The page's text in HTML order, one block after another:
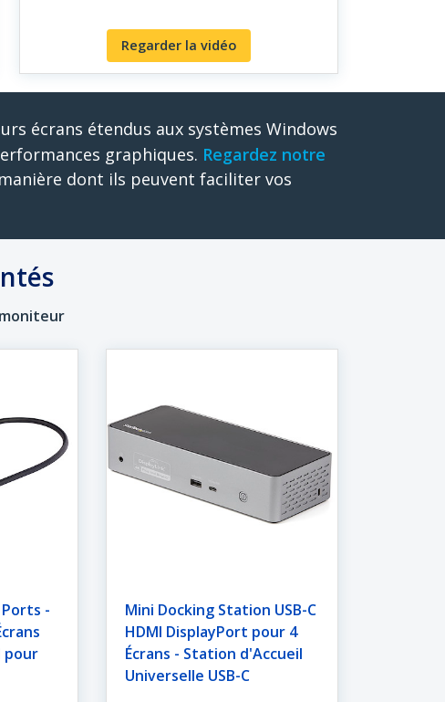
Regarder la vidéo
écrans étendus aux systèmes Windows
graphiques. Regardez notre
dont ils peuvent faciliter vos
Ports -
pour
Mini Docking Station USB-C
HDMI DisplayPort pour 4
Écrans - Station d'Accueil
Universelle USB-C